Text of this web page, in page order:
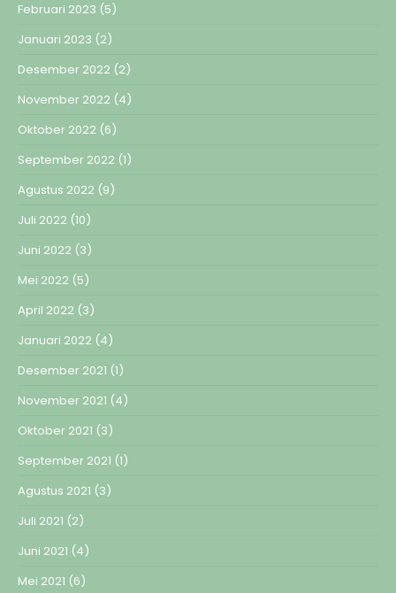
Februari 2023 (5)
Januari 2023 (2)
Desember 2022 (2)
November 2022 (4)
Oktober 2022 (6)
September 2022 (1)
Agustus 2022 (9)
Juli 2022 (10)
Juni 2022 (3)
Mei 2022 (5)
April 2022 (3)
Januari 2022 (4)
Desember 2021 (1)
November 2021 (4)
Oktober 2021 (3)
September 2021 (1)
Agustus 2021 (3)
Juli 2021 (2)
Juni 2021 (4)
Mei 2021 (6)